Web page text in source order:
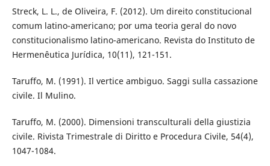
Streck, L. L., de Oliveira, F. (2012). Um direito constitucional
comum latino-americano; por uma teoria geral do novo
constitucionalismo latino-americano. Revista do Instituto de
Hermenêutica Jurídica, 10(11), 121-151.
Taruffo, M. (1991). Il vertice ambiguo. Saggi sulla cassazione
civile. Il Mulino.
Taruffo, M. (2000). Dimensioni transculturali della giustizia
civile. Rivista Trimestrale di Diritto e Procedura Civile, 54(4),
1047-1084.